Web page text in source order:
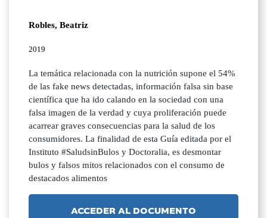
Robles, Beatriz
2019
La temática relacionada con la nutrición supone el 54%
de las fake news detectadas, información falsa sin base
científica que ha ido calando en la sociedad con una
falsa imagen de la verdad y cuya proliferación puede
acarrear graves consecuencias para la salud de los
consumidores. La finalidad de esta Guía editada por el
Instituto #SaludsinBulos y Doctoralia, es desmontar
bulos y falsos mitos relacionados con el consumo de
destacados alimentos
ACCEDER AL DOCUMENTO